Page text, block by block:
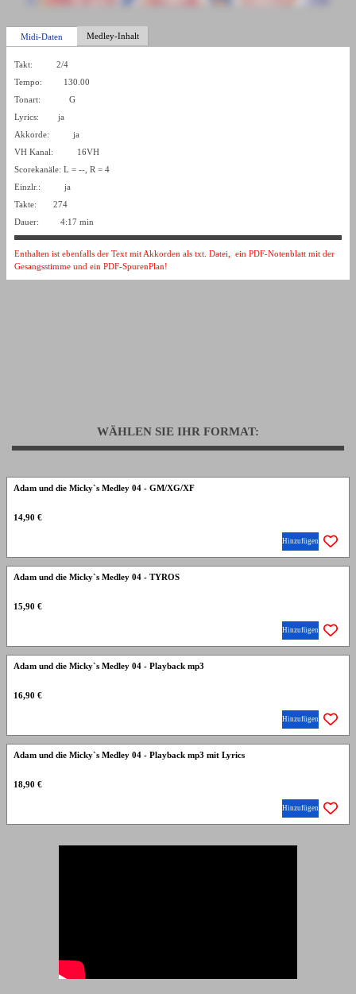
Midi-Daten Medley-Inhalt
Takt: 2/4
Tempo: 130.00
Tonart: G
Lyrics: ja
Akkorde: ja
VH Kanal: 16VH
Scorekanäle: L = --, R = 4
Einzlr.: ja
Takte: 274
Dauer: 4:17 min
Enthalten ist ebenfalls der Text mit Akkorden als txt. Datei, ein PDF-Notenblatt mit der
Gesangsstimme und ein PDF-SpurenPlan!
WÄHLEN SIE IHR FORMAT:
Adam und die Micky`s Medley 04 - GM/XG/XF
14,90 €
Hinzufügen
Adam und die Micky`s Medley 04 - TYROS
15,90 €
Hinzufügen
Adam und die Micky`s Medley 04 - Playback mp3
16,90 €
Hinzufügen
Adam und die Micky`s Medley 04 - Playback mp3 mit Lyrics
18,90 €
Hinzufügen